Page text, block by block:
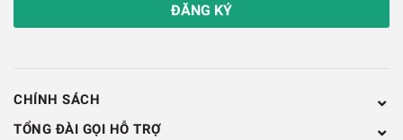
ĐĂNG KÝ
CHÍNH SÁCH
TỔNG ĐÀI GỌI HỖ TRỢ